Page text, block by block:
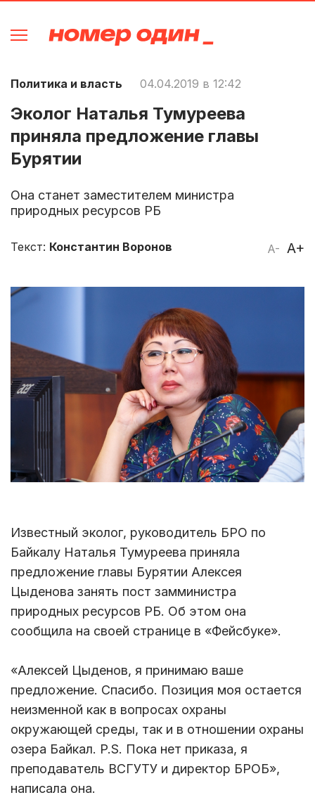
Политика и власть 04.04.2019 в 12:42
Эколог Наталья Тумуреева
приняла предложение главы
Бурятии
Она станет заместителем министра
природных ресурсов РБ
A- A+
Текст: Константин Воронов
Известный эколог, руководитель БРО по
Байкалу Наталья Тумуреева приняла
предложение главы Бурятии Алексея
Цыденова занять пост замминистра
природных ресурсов РБ. Об этом она
сообщила на своей странице в «Фейсбуке».
«Алексей Цыденов, я принимаю ваше
предложение. Спасибо. Позиция моя остается
неизменной как в вопросах охраны
окружающей среды, так и в отношении охраны
озера Байкал. P.S. Пока нет приказа, я
преподаватель ВСГУТУ и директор БРОБ»,
написала она.